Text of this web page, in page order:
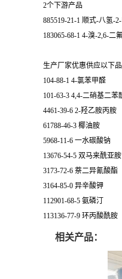
2个下游产品
885519-21-1 顺式-八氢-
183065-68-1 4-溴-2,6-二
生产厂家优惠供应以下
104-88-1 4-氯苯甲醛
101-63-3 4,4-二硝基二苯
4461-39-6 2-羟乙胺丙胺
61788-46-3 椰油胺
5968-11-6 一水碳酸钠
13676-54-5 双马来酰亚胺
3173-72-6 萘二异氰酸酯
3164-85-0 异辛酸钾
112901-68-5 氨磷汀
113136-77-9 环丙酸酰胺
相关产品：